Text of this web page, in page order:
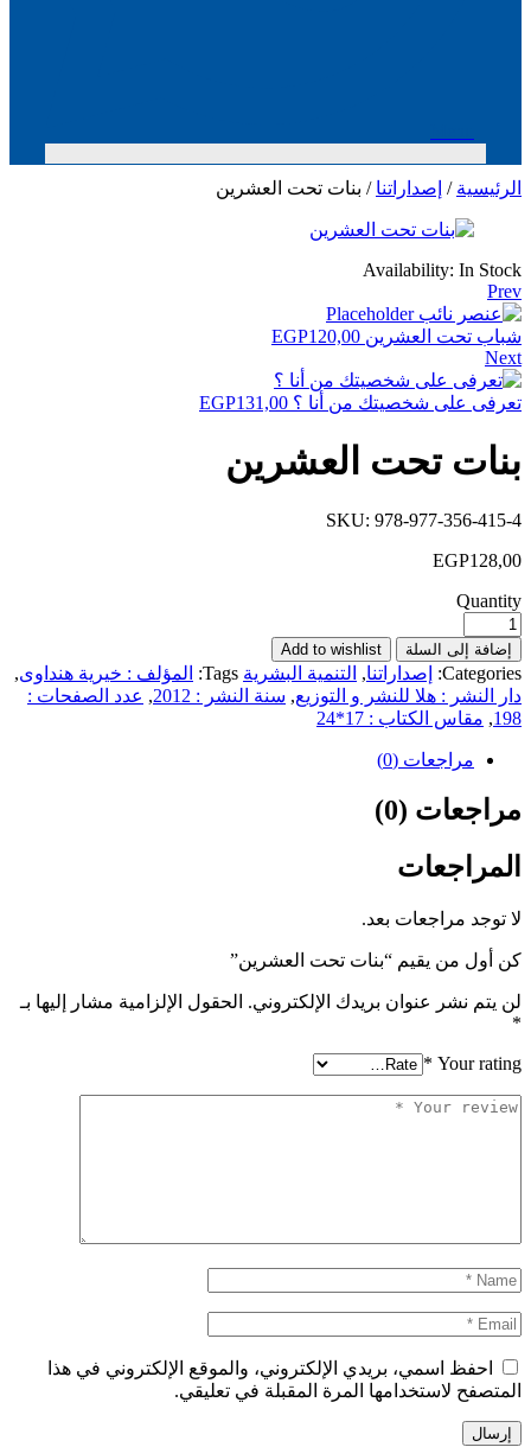
الرئيسية / إصداراتنا / بنات تحت العشرين
Availability: In Stock
Prev
شباب تحت العشرين EGP120,00
Next
تعرفى على شخصيتك من أنا ؟ EGP131,00
بنات تحت العشرين
SKU: 978-977-356-415-4
EGP128,00
Quantity
إضافة إلى السلة Add to wishlist
Categories: إصداراتنا, التنمية البشرية Tags: المؤلف : خيرية هنداوى,
دار النشر : هلا للنشر و التوزيع, سنة النشر : 2012 , عدد الصفحات :
198
, مقاس الكتاب : 17*24
مراجعات (0)
مراجعات (0)
المراجعات
لا توجد مراجعات بعد.
كن أول من يقيم “بنات تحت العشرين”
لن يتم نشر عنوان بريدك الإلكتروني. الحقول الإلزامية مشار إليها بـ
*
Your rating
*
احفظ اسمي، بريدي الإلكتروني، والموقع الإلكتروني في هذا
المتصفح لاستخدامها المرة المقبلة في تعليقي.